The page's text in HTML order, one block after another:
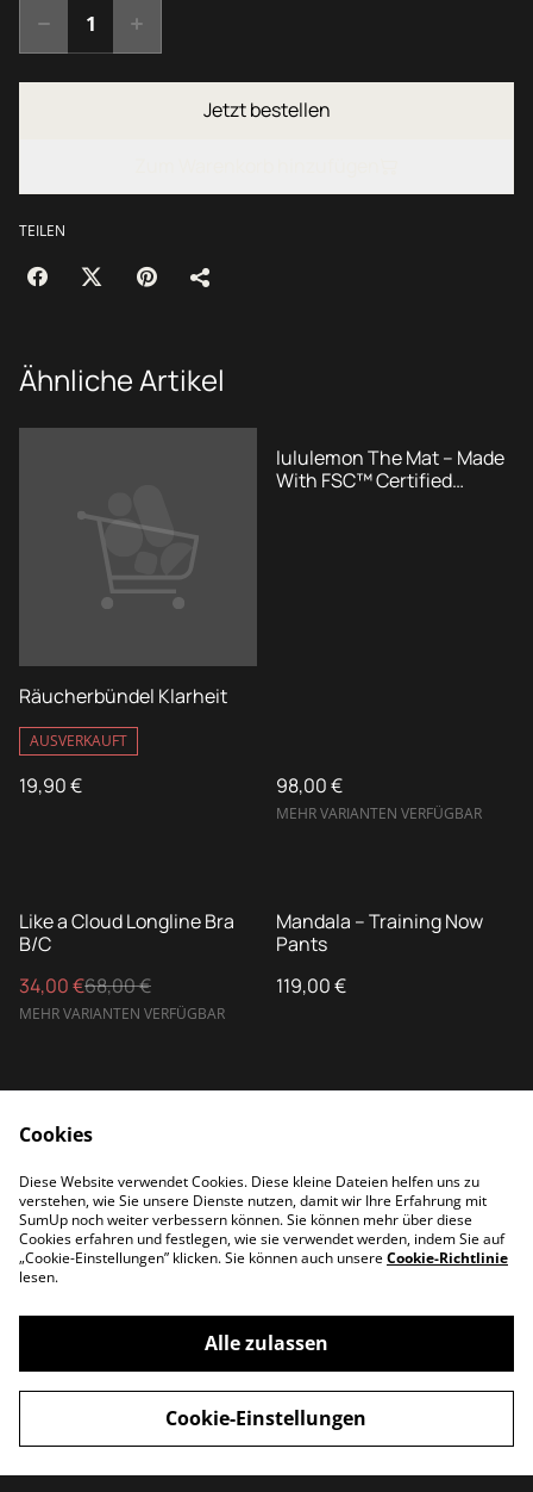
Jetzt bestellen
TEILEN
Ähnliche Artikel
Räucherbündel Klarheit
AUSVERKAUFT
19,90 €
lululemon The Mat – Made
With FSC™ Certified
98,00 €
MEHR VARIANTEN VERFÜGBAR
%
Like a Cloud Longline Bra
B/C
34,00 €68,00 €
MEHR VARIANTEN VERFÜGBAR
Mandala – Training Now
Pants
119,00 €
Kontakt
AGB
Datenschutz
Cookies
©2026Balance Store
powered by
Cookies
Diese Website verwendet Cookies. Diese kleine Dateien helfen uns zu
verstehen, wie Sie unsere Dienste nutzen, damit wir Ihre Erfahrung mit
SumUp noch weiter verbessern können. Sie können mehr über diese
Cookies erfahren und festlegen, wie sie verwendet werden, indem Sie auf
„Cookie-Einstellungen” klicken. Sie können auch unsereCookie-Richtlinie
lesen.
Alle zulassen
Cookie-Einstellungen